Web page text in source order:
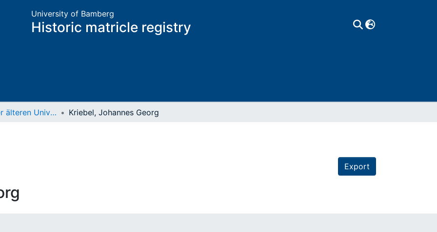
University of Bamberg
Historic matricle registry
Matrikel der älteren Universität Kriebel, Johannes Georg
Export